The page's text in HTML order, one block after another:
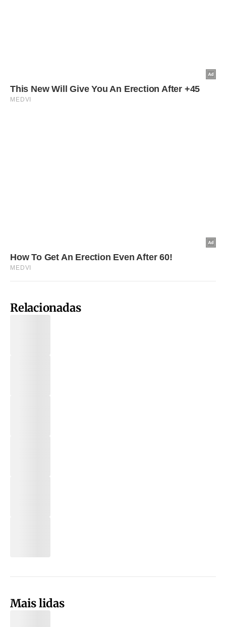
Relacionadas
Mais lidas